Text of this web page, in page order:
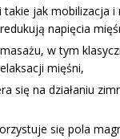
takie jak mobilizacja i
napięcia
w tym
mięśni,
się na działaniu
się pola